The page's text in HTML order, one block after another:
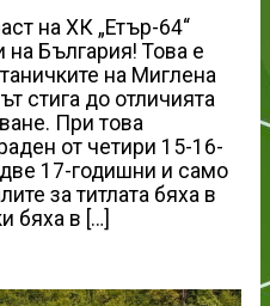
на ХК „Етър-64“
България! Това е
на Миглена
стига до отличията
При това
от четири 15-16-
17-годишни и само
за титлата бяха в
бяха в […]